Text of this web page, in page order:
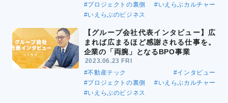
#プロジェクトの裏側
#いえらぶカルチャー
#いえらぶのビジネス
【グループ会社代表インタビュー】広
まれば広まるほど感謝される仕事を。
企業の「両腕」となるBPO事業
2023.06.23 FRI
#不動産テック
#インタビュー
#プロジェクトの裏側
#いえらぶカルチャー
#いえらぶのビジネス